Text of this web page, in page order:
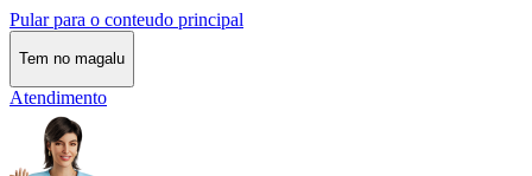
Pular para o conteudo principal
Tem no magalu
Atendimento